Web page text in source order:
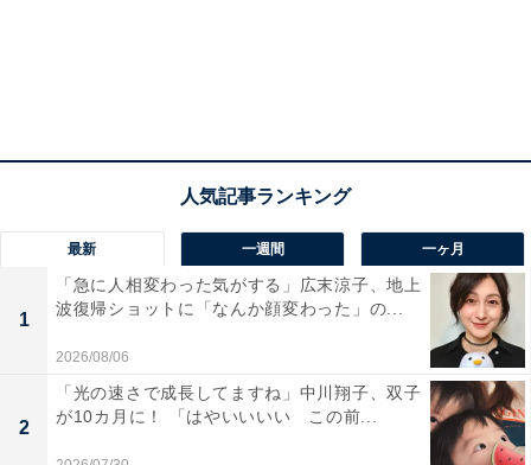
最新 一週間 一ヶ月
1
「急に人相変わった気がする」広末涼子、地上
波復帰ショットに「なんか顔変わった」の...
2026/08/06
2
「光の速さで成長してますね」中川翔子、双子
が10カ月に！ 「はやいいいい この前...